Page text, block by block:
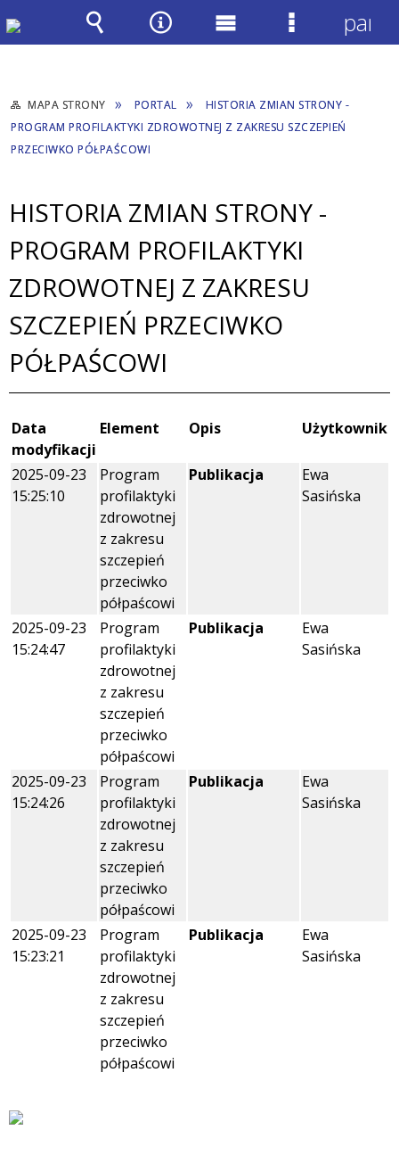
MAPA STRONY PORTAL
HISTORIA ZMIAN STRONY -
PROGRAM PROFILAKTYKI ZDROWOTNEJ Z ZAKRESU SZCZEPIEŃ
PRZECIWKO PÓŁPAŚCOWI
HISTORIA ZMIAN STRONY -
PROGRAM PROFILAKTYKI
ZDROWOTNEJ Z ZAKRESU
SZCZEPIEŃ PRZECIWKO
PÓŁPAŚCOWI
Data
modyfikacji
Element Opis Użytkownik
2025-09-23
15:25:10
Program
profilaktyki
zdrowotnej
z zakresu
szczepień
przeciwko
półpaścowi
Publikacja
Ewa
Sasińska
2025-09-23
15:24:47
Program
profilaktyki
zdrowotnej
z zakresu
szczepień
przeciwko
półpaścowi
Publikacja
Ewa
Sasińska
2025-09-23
15:24:26
Program
profilaktyki
zdrowotnej
z zakresu
szczepień
przeciwko
półpaścowi
Publikacja
Ewa
Sasińska
2025-09-23
15:23:21
Program
profilaktyki
zdrowotnej
z zakresu
szczepień
przeciwko
półpaścowi
Publikacja
Ewa
Sasińska
Wyszukiwarka
Narzędzia
Menu Menu
panel